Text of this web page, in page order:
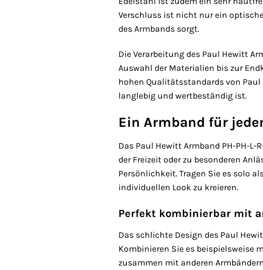
Verschluss ist nicht nur ein
des Armbands sorgt.
Die Verarbeitung des Paul Hewitt
Auswahl der Materialien bis zur
hohen Qualitätsstandards von
langlebig und wertbeständig ist.
Ein Armband für
Das Paul Hewitt Armband PH-PH-
der Freizeit oder zu besonderen
Persönlichkeit. Tragen Sie es solo
individuellen Look zu kreieren.
Perfekt kombinierbar mit
Das schlichte Design des Paul
Kombinieren Sie es beispielsweise
zusammen mit anderen